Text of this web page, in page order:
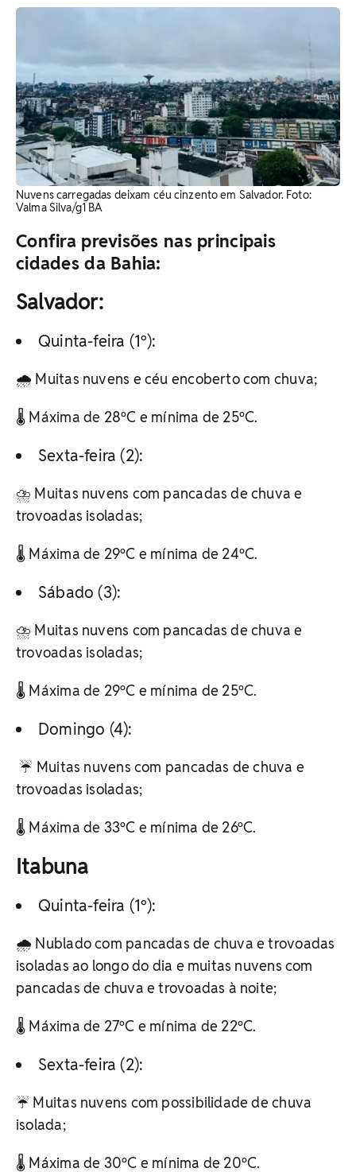
Nuvens carregadas deixam céu cinzento em Salvador. Foto:
Valma Silva/g1 BA
Confira previsões nas principais
cidades da Bahia:
Salvador:
Quinta-feira (1º):
🌧️ Muitas nuvens e céu encoberto com chuva;
🌡️ Máxima de 28ºC e mínima de 25ºC.
Sexta-feira (2):
⛈️ Muitas nuvens com pancadas de chuva e
trovoadas isoladas;
🌡️ Máxima de 29ºC e mínima de 24ºC.
Sábado (3):
⛈️ Muitas nuvens com pancadas de chuva e
trovoadas isoladas;
🌡️ Máxima de 29ºC e mínima de 25ºC.
Domingo (4):
️ ☔ Muitas nuvens com pancadas de chuva e
trovoadas isoladas;
🌡️ Máxima de 33ºC e mínima de 26ºC.
Itabuna
Quinta-feira (1º):
🌧️ Nublado com pancadas de chuva e trovoadas
isoladas ao longo do dia e muitas nuvens com
pancadas de chuva e trovoadas à noite;
🌡️ Máxima de 27ºC e mínima de 22ºC.
Sexta-feira (2):
☔ Muitas nuvens com possibilidade de chuva
isolada;
🌡️ Máxima de 30ºC e mínima de 20ºC.